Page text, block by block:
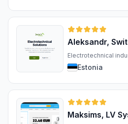
Aleksandr,
Electrotechnical
Estonia
Maksims, LV